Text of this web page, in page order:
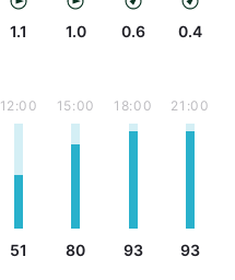
1.1 1.0 0.6 0.4
12:00
51
15:00
80
18:00
93
21:00
93